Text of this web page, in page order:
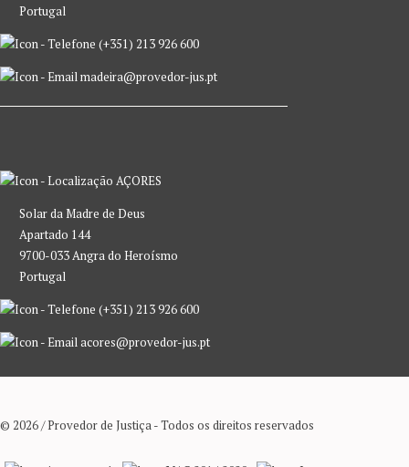
Portugal
(+351) 213 926 600
madeira@provedor-jus.pt
AÇORES
Solar da Madre de Deus
Apartado 144
9700-033 Angra do Heroísmo
Portugal
(+351) 213 926 600
acores@provedor-jus.pt
© 2026 / Provedor de Justiça - Todos os direitos reservados